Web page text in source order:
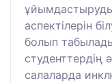
аспектілерін
болып
студенттердің
салаларда